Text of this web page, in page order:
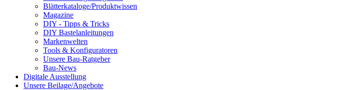
Blätterkataloge/Produktwissen
Magazine
DIY - Tipps & Tricks
DIY Bastelanleitungen
Markenwelten
Tools & Konfiguratoren
Unsere Bau-Ratgeber
Bau-News
Digitale Ausstellung
Unsere Beilage/Angebote